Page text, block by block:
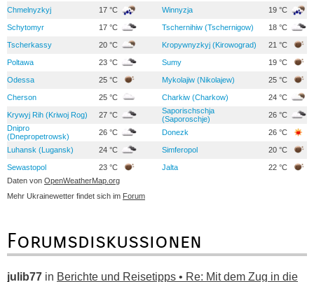
Chmelnyzkyj 17 °C Winnyzja 19 °C
Schytomyr 17 °C Tschernihiw (Tschernigow) 18 °C
Tscherkassy 20 °C Kropywnyzkyj (Kirowograd) 21 °C
Poltawa 23 °C Sumy 19 °C
Odessa 25 °C Mykolajiw (Nikolajew) 25 °C
Cherson 25 °C Charkiw (Charkow) 24 °C
Krywyj Rih (Kriwoj Rog) 27 °C
Saporischschja
(Saporoschje)
26 °C
Dnipro
(Dnepropetrowsk)
26 °C Donezk 26 °C
Luhansk (Lugansk) 24 °C Simferopol 20 °C
Sewastopol 23 °C Jalta
22 °C
Daten von OpenWeatherMap.org
Mehr Ukrainewetter findet sich im Forum
Forumsdiskussionen
julib77 in Berichte und Reisetipps • Re: Mit dem Zug in die